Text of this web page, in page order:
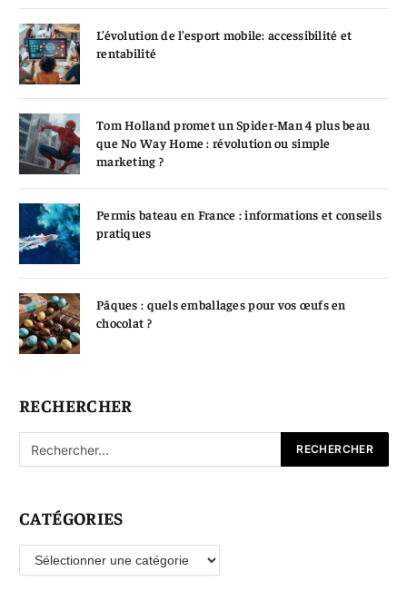
L’évolution de l’esport mobile: accessibilité et
rentabilité
Tom Holland promet un Spider-Man 4 plus beau
que No Way Home : révolution ou simple
marketing ?
Permis bateau en France : informations et conseils
pratiques
Pâques : quels emballages pour vos œufs en
chocolat ?
RECHERCHER
CATÉGORIES
Catégories